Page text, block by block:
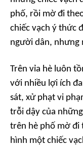
phố, rồi mờ đi
chiếc vạch ý thức
người dân, nhưng
Trên vỉa hè luôn
với nhiều lợi ích
sát, xử phạt vi
trỗi dậy của
trên hè phố mờ đi
hình một chiếc